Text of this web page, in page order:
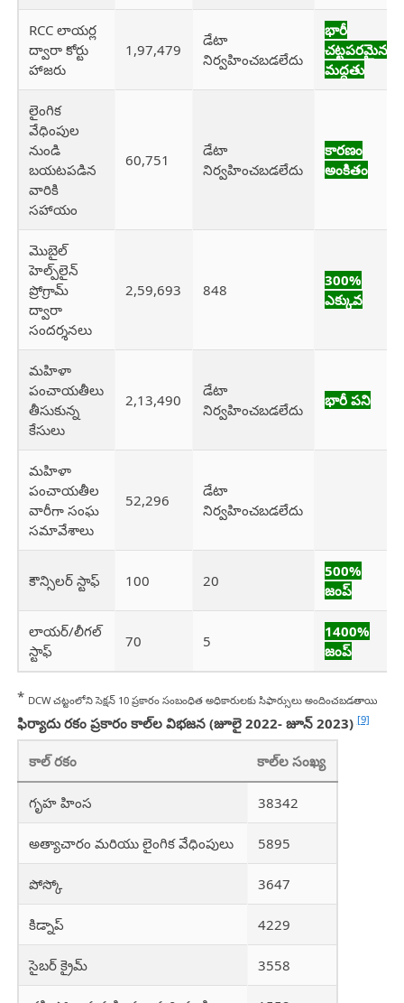
RCC లాయర్ల
ద్వారా కోర్టు
హాజరు
1,97,479
డేటా
నిర్వహించబడలేదు
భారీ
చట్టపరమైన
మద్దతు
లైంగిక
వేధింపుల
నుండి
బయటపడిన
వారికి
సహాయం
60,751
డేటా
నిర్వహించబడలేదు
కారణం
అంకితం
మొబైల్
హెల్ప్‌లైన్
ప్రోగ్రామ్
ద్వారా
సందర్శనలు
2,59,693 848
300%
ఎక్కువ
మహిళా
పంచాయతీలు
తీసుకున్న
కేసులు
2,13,490
డేటా
నిర్వహించబడలేదు
భారీ పని
మహిళా
పంచాయతీల
వారీగా సంఘ
సమావేశాలు
52,296
డేటా
నిర్వహించబడలేదు
కౌన్సిలర్ స్టాఫ్ 100 20
500%
జంప్
లాయర్/లీగల్
స్టాఫ్
70 5
1400%
జంప్
* DCW చట్టంలోని సెక్షన్ 10 ప్రకారం సంబంధిత అధికారులకు సిఫార్సులు అందించబడతాయి
ఫిర్యాదు రకం ప్రకారం కాల్‌ల విభజన (జూలై 2022- జూన్ 2023) [9]
కాల్ రకం కాల్‌ల సంఖ్య
గృహ హింస 38342
అత్యాచారం మరియు లైంగిక వేధింపులు 5895
పోస్కో 3647
కిడ్నాప్ 4229
సైబర్ క్రైమ్ 3558